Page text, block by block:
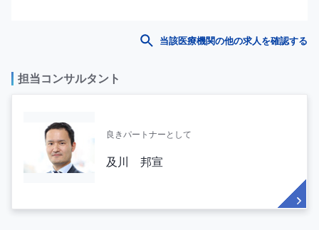
当該医療機関の他の求人を確認する
担当コンサルタント
良きパートナーとして
及川 邦宣